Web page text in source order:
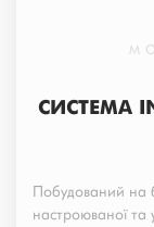
СИСТЕМА
Побудований на
настроюваної та